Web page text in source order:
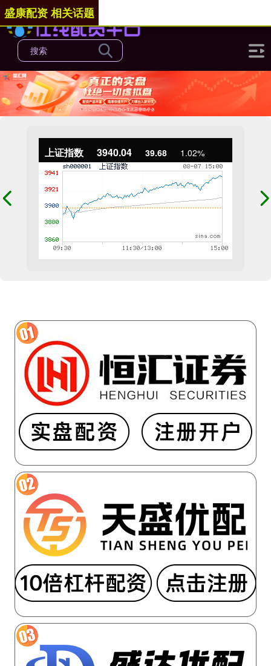
上证指数 3940.04 39.68 1.02%
盛康配资 相关话题